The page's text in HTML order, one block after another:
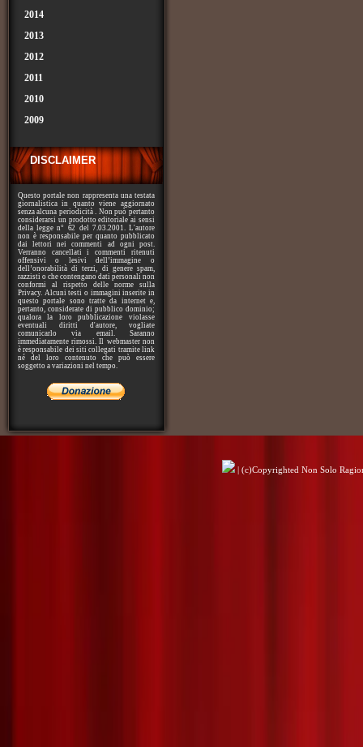
2014
2013
2012
2011
2010
2009
DISCLAIMER
Questo portale non rappresenta una testata
giornalistica in quanto viene aggiornato
senza alcuna periodicità . Non può pertanto
considerarsi un prodotto editoriale ai sensi
della legge n° 62 del 7.03.2001. L'autore
non è responsabile per quanto pubblicato
dai lettori nei commenti ad ogni post.
Verranno cancellati i commenti ritenuti
offensivi o lesivi dell’immagine o
dell’onorabilità di terzi, di genere spam,
razzisti o che contengano dati personali non
conformi al rispetto delle norme sulla
Privacy. Alcuni testi o immagini inserite in
questo portale sono tratte da internet e,
pertanto, considerate di pubblico dominio;
qualora la loro pubblicazione violasse
eventuali diritti d'autore, vogliate
comunicarlo via email. Saranno
immediatamente rimossi. Il webmaster non
è responsabile dei siti collegati tramite link
né del loro contenuto che può essere
soggetto a variazioni nel tempo.
| (c)Copyrighted Non Solo